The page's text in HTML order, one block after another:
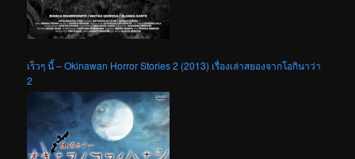
เร็วๆ นี้ – Okinawan Horror Stories 2 (2013) เรื่องเล่าสยองจากโอกินาว่า
2